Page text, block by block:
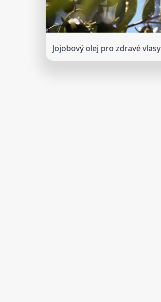
Jojobový olej pro zdravé vlasy